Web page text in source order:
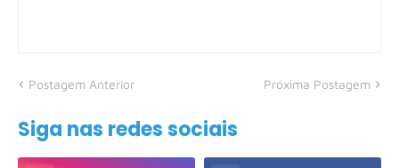
Postagem Anterior Próxima Postagem
Siga nas redes sociais